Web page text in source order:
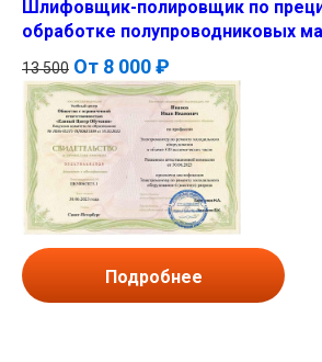
Шлифовщик-полировщик по
обработке полупроводниковых
13 500 От 8 000 ₽
Подробнее